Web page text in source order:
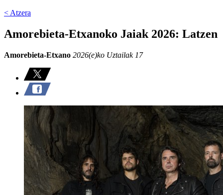
< Atzera
Amorebieta-Etxanoko Jaiak 2026: Latzen
Amorebieta-Etxano 2026(e)ko Uztailak 17